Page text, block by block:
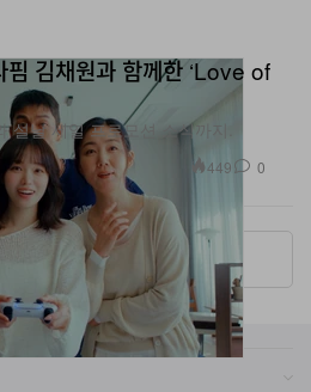
김채원과 함께한 ‘Love of
설날 세일 프로모션 소식까지.
449 0
More ▾